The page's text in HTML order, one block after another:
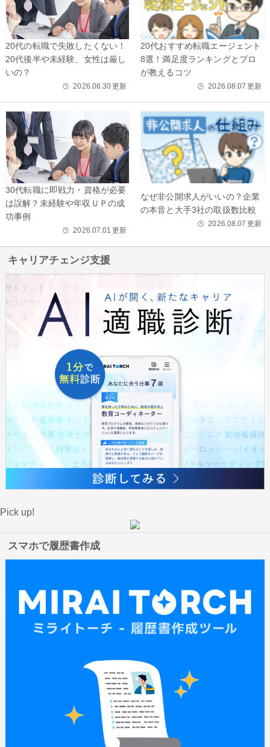
20代の転職で失敗したくない！
20代後半や未経験、女性は厳し
いの？
🕒 2026.06.30更新
20代おすすめ転職エージェント
8選！満足度ランキングとプロ
が教えるコツ
🕒 2026.08.07 更新
30代転職に即戦力・資格が必要
は誤解？未経験や年収ＵＰの成
功事例
🕒 2026.07.01 更新
なぜ非公開求人がいいの？企業
の本音と大手3社の取扱数比較
🕒 2026.08.07 更新
キャリアチェンジ支援
Pick up!
スマホで履歴書作成